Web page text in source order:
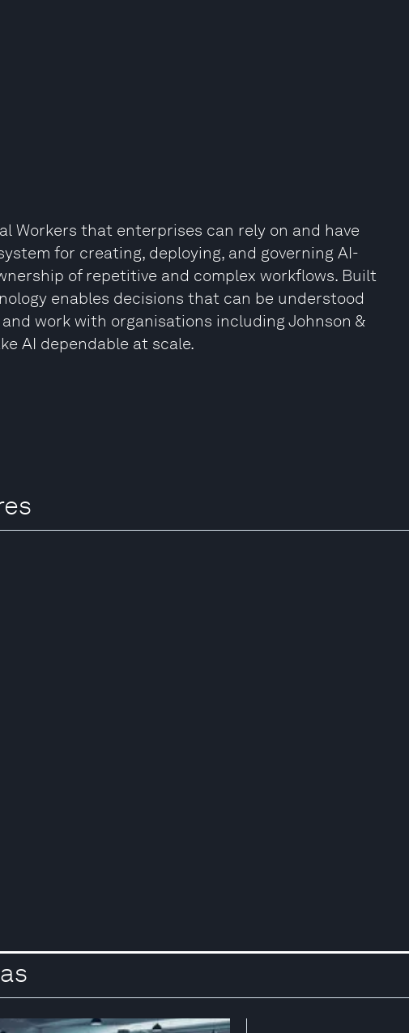
Workers that enterprises can rely on and have
for creating, deploying, and governing AI-
of repetitive and complex workflows. Built
enables decisions that can be understood
work with organisations including Johnson &
AI dependable at scale.